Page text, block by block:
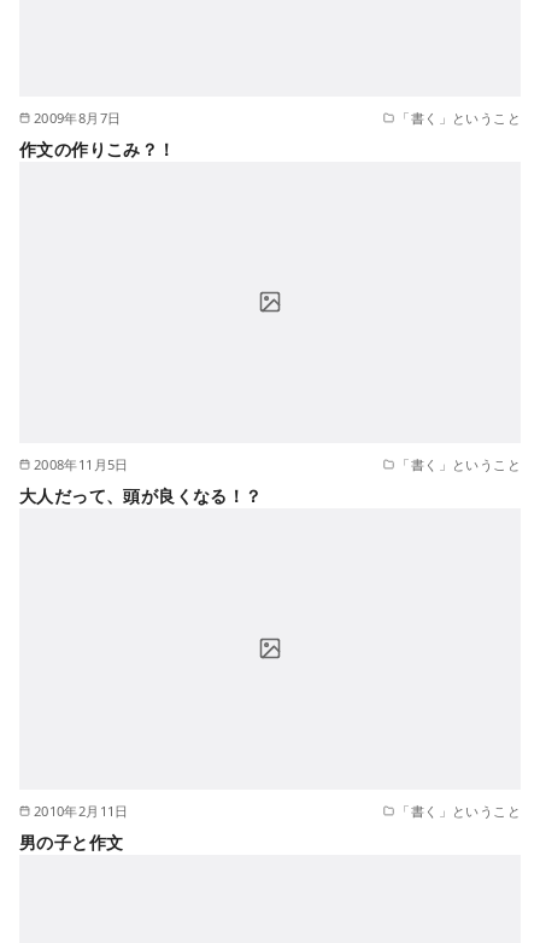
2009年8月7日 「書く」ということ
作文の作りこみ？！
2008年11月5日 「書く」ということ
大人だって、頭が良くなる！？
2010年2月11日 「書く」ということ
男の子と作文